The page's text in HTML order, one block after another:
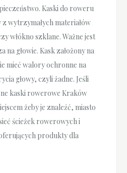
Kaski do roweru
wytrzymałych materiałów
włókno szklane. Ważne jest
na głowie. Kask założony na
mieć walory ochronne na
głowy, czyli żadne. Jeśli
kaski rowerowe Kraków
żeby je znaleźć, miasto
ścieżek rowerowych i
produkty dla